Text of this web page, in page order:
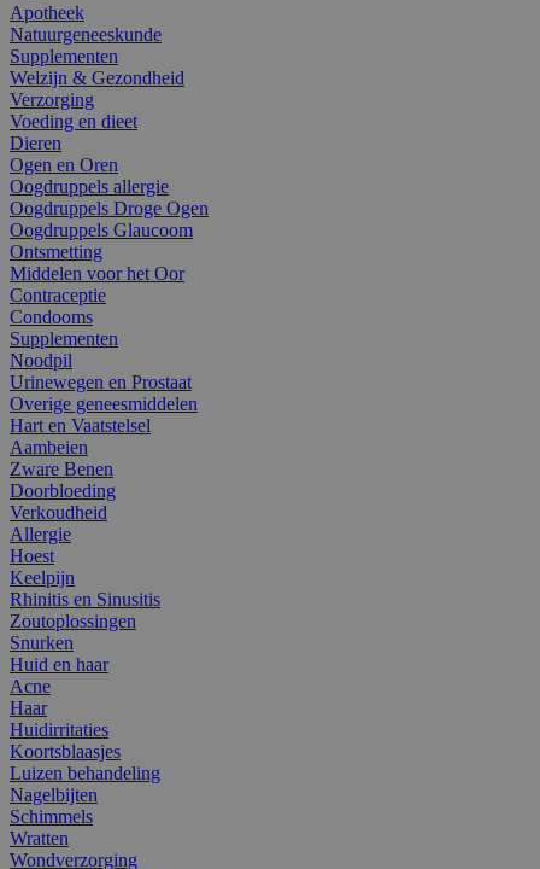
Apotheek
Natuurgeneeskunde
Supplementen
Welzijn & Gezondheid
Verzorging
Voeding en dieet
Dieren
Ogen en Oren
Oogdruppels allergie
Oogdruppels Droge Ogen
Oogdruppels Glaucoom
Ontsmetting
Middelen voor het Oor
Contraceptie
Condooms
Supplementen
Noodpil
Urinewegen en Prostaat
Overige geneesmiddelen
Hart en Vaatstelsel
Aambeien
Zware Benen
Doorbloeding
Verkoudheid
Allergie
Hoest
Keelpijn
Rhinitis en Sinusitis
Zoutoplossingen
Snurken
Huid en haar
Acne
Haar
Huidirritaties
Koortsblaasjes
Luizen behandeling
Nagelbijten
Schimmels
Wratten
Wondverzorging